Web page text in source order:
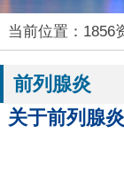
当前位置： 1856
前列腺炎
关于前列腺